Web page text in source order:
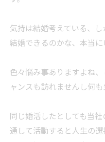
気持は結婚考えている、
結婚できるのかな、本当
色々悩み事ありますよね
ャンスも訪れませんし何も
同じ婚活したとしても当
通して活動すると人生の